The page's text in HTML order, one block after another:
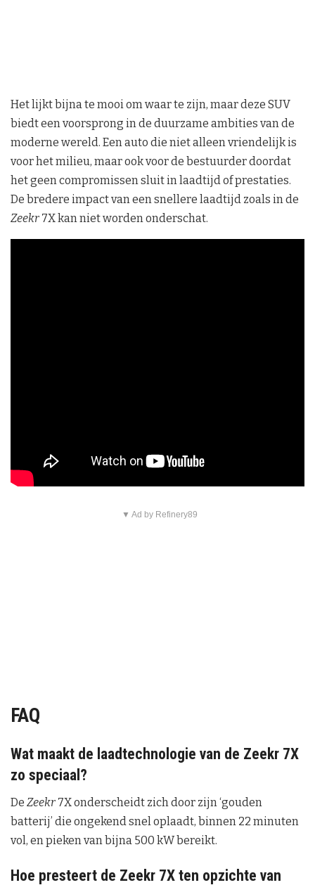
Het lijkt bijna te mooi om waar te zijn, maar deze SUV
biedt een voorsprong in de duurzame ambities van de
moderne wereld. Een auto die niet alleen vriendelijk is
voor het milieu, maar ook voor de bestuurder doordat
het geen compromissen sluit in laadtijd of prestaties.
De bredere impact van een snellere laadtijd zoals in de
Zeekr 7X kan niet worden onderschat.
▼ Ad by Refinery89
FAQ
Wat maakt de laadtechnologie van de Zeekr 7X
zo speciaal?
De Zeekr 7X onderscheidt zich door zijn ‘gouden
batterij’ die ongekend snel oplaadt, binnen 22 minuten
vol, en pieken van bijna 500 kW bereikt.
Hoe presteert de Zeekr 7X ten opzichte van